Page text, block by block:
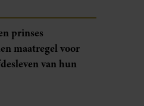
prinses
maatregel voor
van hun